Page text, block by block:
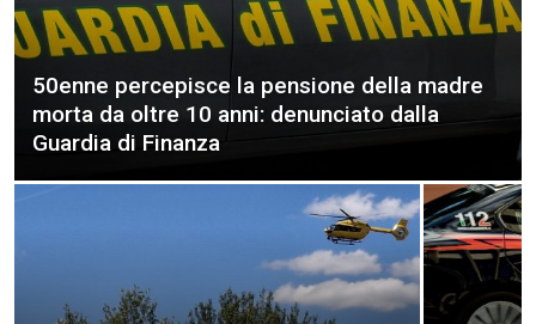
50enne percepisce la pensione della madre
morta da oltre 10 anni: denunciato dalla
Guardia di Finanza